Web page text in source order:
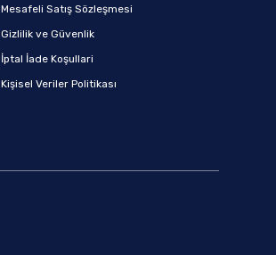
Mesafeli Satış Sözleşmesi
Gizlilik ve Güvenlik
İptal İade Koşullari
Kişisel Veriler Politikası